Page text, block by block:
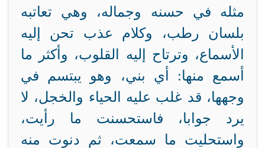
مثله في حسنه وجماله، وهي تعاتبه
بلسان رطب، وكلام عذب تحن إليه
الأسماع، وترتاح إليه القلوب، وأكثر ما
أسمع منها: أي بني، وهو يبتسم في
وجهها، قد غلب عليه الحياء والخجل، لا
يرد جوابا، فاستحسنت ما رأيت،
واستحليت ما سمعت، ثم دنوت منه